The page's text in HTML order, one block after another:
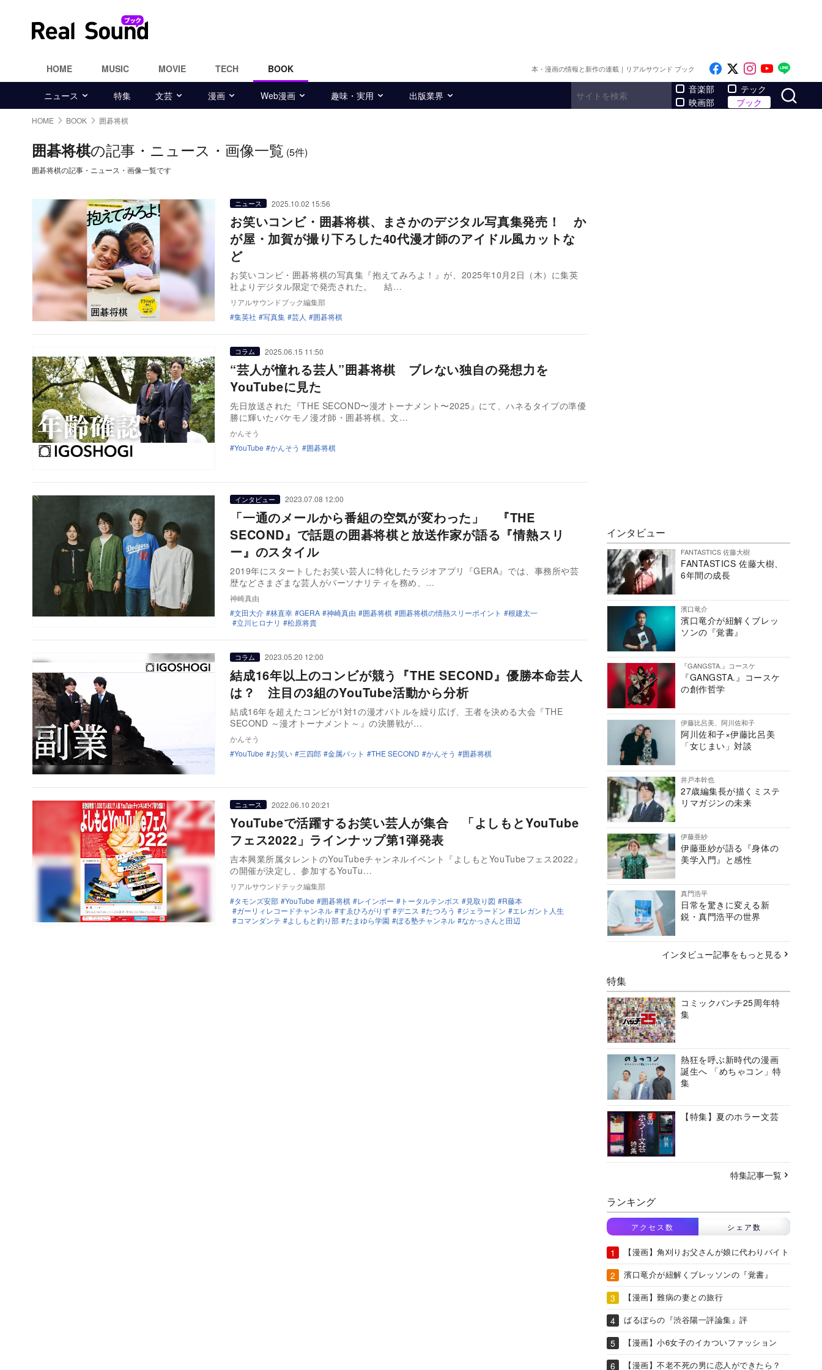
HOME MUSIC MOVIE TECH BOOK 本・漫画の情報と新作の連載｜リアルサウンド ブック Like on Facebook
Follow on x
Follow on
Follow
ニュース 特集 文芸 漫画 Web漫画 趣味・実用 出版業界
音楽部
映画部
テック
ブック
HOME BOOK 囲碁将棋
囲碁将棋の記事・ニュース・画像一覧 (5件)
囲碁将棋の記事・ニュース・画像一覧です
ニュース 2025.10.02 15:56
お笑いコンビ・囲碁将棋、まさかのデジタル写真集発売！ か
が屋・加賀が撮り下ろした40代漫才師のアイドル風カットな
ど
お笑いコンビ・囲碁将棋の写真集『抱えてみろよ！』が、2025年10月2日（木）に集英
社よりデジタル限定で発売された。 結…
リアルサウンドブック編集部
集英社
写真集 芸人 囲碁将棋
コラム 2025.06.15 11:50
“芸人が憧れる芸人”囲碁将棋 ブレない独自の発想力を
YouTubeに見た
先日放送された『THE SECOND〜漫才トーナメント〜2025』にて、ハネるタイプの準優
勝に輝いたバケモノ漫才師・囲碁将棋。文…
かんそう
YouTube
かんそう 囲碁将棋
インタビュー 2023.07.08 12:00
「一通のメールから番組の空気が変わった」 『THE
SECOND』で話題の囲碁将棋と放送作家が語る『情熱スリ
ー』のスタイル
2019年にスタートしたお笑い芸人に特化したラジオアプリ『GERA』では、事務所や芸
歴などさまざまな芸人がパーソナリティを務め、…
神崎真由
文田大介
林直幸 GERA 神崎真由 囲碁将棋 囲碁将棋の情熱スリーポイント
根建太一
立川ヒロナリ
松原将貴
コラム 2023.05.20 12:00
結成16年以上のコンビが競う『THE SECOND』優勝本命芸人
は？ 注目の3組のYouTube活動から分析
結成16年を超えたコンビが1対1の漫才バトルを繰り広げ、王者を決める大会『THE
SECOND ～漫才トーナメント～』の決勝戦が…
かんそう
YouTube
お笑い 三四郎 金属バット THE SECOND かんそう 囲碁将棋
ニュース 2022.06.10 20:21
YouTubeで活躍するお笑い芸人が集合 「よしもとYouTube
フェス2022」ラインナップ第1弾発表
吉本興業所属タレントのYouTubeチャンネルイベント『よしもとYouTubeフェス2022』
の開催が決定し、参加するYouTu…
リアルサウンドテック編集部
タモンズ安部
YouTube 囲碁将棋 レインボー トータルテンボス 見取り図
R藤本
ガーリィレコードチャンネル
すゑひろがりず デニス たつろう ジェラードン
エレガント人生
コマンダンテ
よしもと釣り部 たまゆら学園 ぼる塾チャンネル なかっさんと田辺
インタビュー
FANTASTICS 佐藤大樹
FANTASTICS 佐藤大樹、
6年間の成長
濱口竜介
濱口竜介が紐解くブレッ
ソンの『覚書』
『GANGSTA.』コースケ
『GANGSTA.』コースケ
の創作哲学
伊藤比呂美、阿川佐和子
阿川佐和子×伊藤比呂美
「女じまい」対談
井戸本幹也
27歳編集長が描くミステ
リマガジンの未来
伊藤亜紗
伊藤亜紗が語る『身体の
美学入門』と感性
真門浩平
日常を驚きに変える新
鋭・真門浩平の世界
インタビュー記事をもっと見る
特集
コミックバンチ25周年特
集
熱狂を呼ぶ新時代の漫画
誕生へ 「めちゃコン」特
集
【特集】夏のホラー文芸
特集記事一覧
ランキング
アクセス数 シェア数
【漫画】角刈りお父さんが娘に代わりバイト
濱口竜介が紐解くブレッソンの『覚書』
【漫画】難病の妻との旅行
ばるぼらの『渋谷陽一評論集』評
【漫画】小6女子のイカついファッション
【漫画】不老不死の男に恋人ができたら？